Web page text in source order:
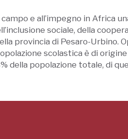
e all’impegno in Africa
sociale, della
provincia di Pesaro-Urbino.
scolastica è di
della popolazione totale, di